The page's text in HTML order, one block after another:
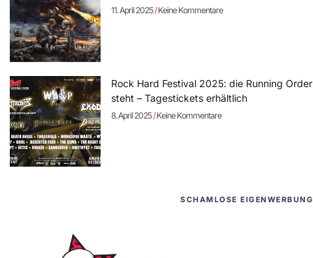
11. April 2025 Keine Kommentare
Rock Hard Festival 2025: die Running Order
steht – Tagestickets erhältlich
8. April 2025 Keine Kommentare
SCHAMLOSE EIGENWERBUNG